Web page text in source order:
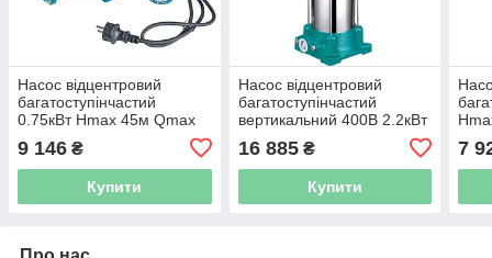
Насос відцентровий
багатоступінчастий
0.75кВт Hmax 45м Qmax
4ACm100S (775415)
9 146 ₴
Купити
Насос відцентровий
багатоступінчастий
вертикальний 400В 2.2кВт
Hmax 98м Qmax 100л/хв
LEO 3.0 EVP4-8 (7754573)
16 885₴
Купити
7